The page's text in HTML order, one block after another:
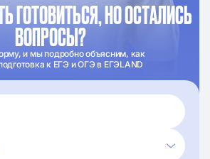
ГОТОВИТЬСЯ, НО ОСТАЛИСЬ
ВОПРОСЫ?
и мы подробно объясним, как
к ЕГЭ и ОГЭ в ЕГЭLAND